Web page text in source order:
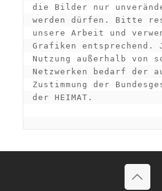
die Bilder nur
werden dürfen. Bitte
unsere Arbeit und
Grafiken entsprechend.
Nutzung außerhalb von
Netzwerken bedarf der
Zustimmung der
der HEIMAT.